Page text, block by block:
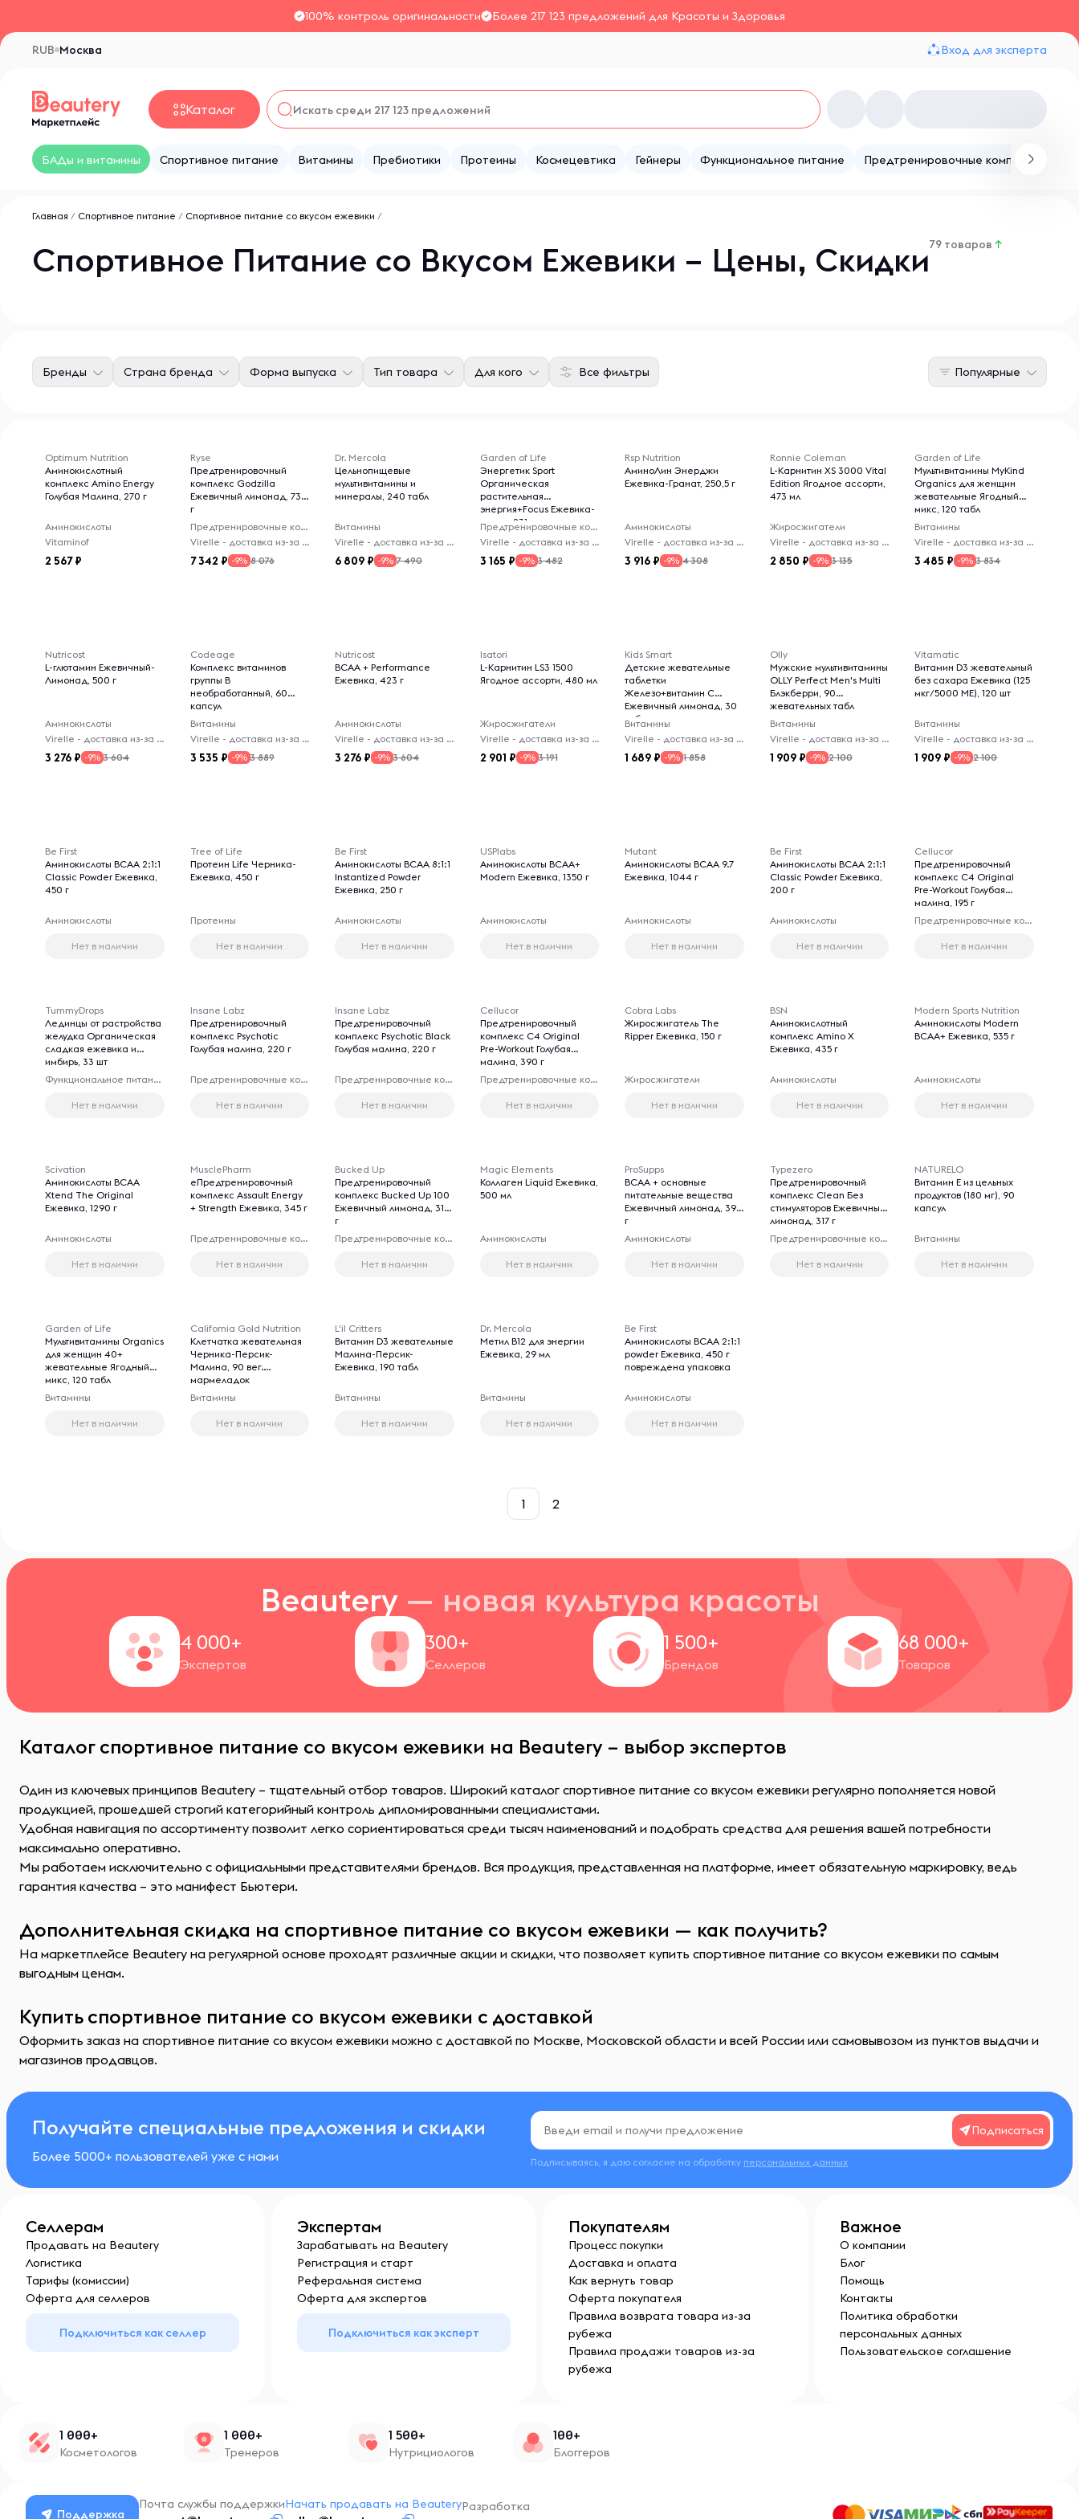
100% контроль оригинальности Более 217 123 предложений для Красоты и Здоровья
Москва
RUB Вход для эксперта
Каталог
БАДы и витамины Спортивное питание Витамины Пребиотики Протеины Космецевтика Гейнеры Функциональное питание Предтренировочные комплексы
Главная / Спортивное питание / Спортивное питание со вкусом ежевики /
Спортивное Питание со Вкусом Ежевики – Цены, Скидки79 товаров ↑
Все фильтры
Бренды Страна бренда Форма выпуска Тип товара Для кого Популярные
Optimum Nutrition
Аминокислотный
комплекс Amino Energy
Голубая Малина, 270 г
Аминокислоты
Vitaminof
2 567
Ryse
Предтренировочный
комплекс Godzilla
Ежевичный лимонад, 732
г
Предтренировочные комплексы
Virelle - доставка из-за рубежа
7 342 -9% 8 076
Dr. Mercola
Цельнопищевые
мультивитамины и
минералы, 240 табл
Витамины
Virelle - доставка из-за рубежа
6 809 -9% 7 490
Garden of Life
Энергетик Sport
Органическая
растительная
энергия+Focus Ежевика-
вишня, 231 г
Предтренировочные комплексы
Virelle - доставка из-за рубежа
3 165 -9% 3 482
Rsp Nutrition
АминоЛин Энерджи
Ежевика-Гранат, 250,5 г
Аминокислоты
Virelle - доставка из-за рубежа
3 916 -9% 4 308
Ronnie Coleman
L-Карнитин XS 3000 Vital
Edition Ягодное ассорти,
473 мл
Жиросжигатели
Virelle - доставка из-за рубежа
2 850 -9% 3 135
Garden of Life
Мультивитамины MyKind
Organics для женщин
жевательные Ягодный
микс, 120 табл
Витамины
Virelle - доставка из-за рубежа
3 485 -9% 3 834
Nutricost
L-глютамин Ежевичный-
Лимонад, 500 г
Аминокислоты
Virelle - доставка из-за рубежа
3 276 -9% 3 604
Codeage
Комплекс витаминов
группы B
необработанный, 60
капсул
Витамины
Virelle - доставка из-за рубежа
3 535 -9% 3 889
Nutricost
BCAA + Performance
Ежевика, 423 г
Аминокислоты
Virelle - доставка из-за рубежа
3 276 -9% 3 604
Isatori
L-Карнитин LS3 1500
Ягодное ассорти, 480 мл
Жиросжигатели
Virelle - доставка из-за рубежа
2 901 -9% 3 191
Kids Smart
Детские жевательные
таблетки
Железо+витамин C
Ежевичный лимонад, 30
табл
Витамины
Virelle - доставка из-за рубежа
1 689 -9% 1 858
Olly
Мужские мультивитамины
OLLY Perfect Men's Multi
Блэкберри, 90
жевательных табл
Витамины
Virelle - доставка из-за рубежа
1 909 -9% 2 100
Vitamatic
Витамин D3 жевательный
без сахара Ежевика (125
мкг/5000 МЕ), 120 шт
Витамины
Virelle - доставка из-за рубежа
1 909 -9% 2 100
Be First
Аминокислоты BCAA 2:1:1
Classic Powder Ежевика,
450 г
Аминокислоты
Нет в наличии
Tree of Life
Протеин Life Черника-
Ежевика, 450 г
Протеины
Нет в наличии
Be First
Аминокислоты BCAA 8:1:1
Instantized Powder
Ежевика, 250 г
Аминокислоты
Нет в наличии
USPlabs
Аминокислоты BCAA+
Modern Ежевика, 1350 г
Аминокислоты
Нет в наличии
Mutant
Аминокислоты BCAA 9.7
Ежевика, 1044 г
Аминокислоты
Нет в наличии
Be First
Аминокислоты BCAA 2:1:1
Classic Powder Ежевика,
200 г
Аминокислоты
Нет в наличии
Cellucor
Предтренировочный
комплекс C4 Original
Pre-Workout Голубая
малина, 195 г
Предтренировочные комплексы
Нет в наличии
TummyDrops
Лединцы от растройства
желудка Органическая
сладкая ежевика и
имбирь, 33 шт
Функциональное питание
Нет в наличии
Insane Labz
Предтренировочный
комплекс Psychotic
Голубая малина, 220 г
Предтренировочные комплексы
Нет в наличии
Insane Labz
Предтренировочный
комплекс Psychotic Black
Голубая малина, 220 г
Предтренировочные комплексы
Нет в наличии
Cellucor
Предтренировочный
комплекс C4 Original
Pre-Workout Голубая
малина, 390 г
Предтренировочные комплексы
Нет в наличии
Cobra Labs
Жиросжигатель The
Ripper Ежевика, 150 г
Жиросжигатели
Нет в наличии
BSN
Аминокислотный
комплекс Amino X
Ежевика, 435 г
Аминокислоты
Нет в наличии
Modern Sports Nutrition
Аминокислоты Modern
BCAA+ Ежевика, 535 г
Аминокислоты
Нет в наличии
Scivation
Аминокислоты BCAA
Xtend The Original
Ежевика, 1290 г
Аминокислоты
Нет в наличии
MusclePharm
еПредтренировочный
комплекс Assault Energy
+ Strength Ежевика, 345 г
Предтренировочные комплексы
Нет в наличии
Bucked Up
Предтренировочный
комплекс Bucked Up 100
Ежевичный лимонад, 318
г
Предтренировочные комплексы
Нет в наличии
Magic Elements
Коллаген Liquid Ежевика,
500 мл
Аминокислоты
Нет в наличии
ProSupps
BCAA + основные
питательные вещества
Ежевичный лимонад, 390
г
Аминокислоты
Нет в наличии
Typezero
Предтренировочный
комплекс Clean Без
стимуляторов Ежевичный
лимонад, 317 г
Предтренировочные комплексы
Нет в наличии
NATURELO
Витамин E из цельных
продуктов (180 мг), 90
капсул
Витамины
Нет в наличии
Garden of Life
Мультивитамины Organics
для женщин 40+
жевательные Ягодный
микс, 120 табл
Витамины
Нет в наличии
California Gold Nutrition
Клетчатка жевательная
Черника-Персик-
Малина, 90 вег.
мармеладок
Витамины
Нет в наличии
L'il Critters
Витамин D3 жевательные
Малина-Персик-
Ежевика, 190 табл
Витамины
Нет в наличии
Dr. Mercola
Метил B12 для энергии
Ежевика, 29 мл
Витамины
Нет в наличии
Be First
Аминокислоты BCAA 2:1:1
powder Ежевика, 450 г
повреждена упаковка
Аминокислоты
Нет в наличии
1 2
Beautery — новая культура красоты
4 000+
Экспертов
300+
Селлеров
1 500+
Брендов
68 000+
Товаров
Каталог спортивное питание со вкусом ежевики на Beautery – выбор экспертов
Один из ключевых принципов Beautery – тщательный отбор товаров. Широкий каталог спортивное питание со вкусом ежевики регулярно пополняется новой
продукцией, прошедшей строгий категорийный контроль дипломированными специалистами.
Удобная навигация по ассортименту позволит легко сориентироваться среди тысяч наименований и подобрать средства для решения вашей потребности
максимально оперативно.
Мы работаем исключительно с официальными представителями брендов. Вся продукция, представленная на платформе, имеет обязательную маркировку, ведь
гарантия качества – это манифест Бьютери.
Дополнительная скидка на спортивное питание со вкусом ежевики — как получить?
На маркетплейсе Beautery на регулярной основе проходят различные акции и скидки, что позволяет купить спортивное питание со вкусом ежевики по самым
выгодным ценам.
Купить спортивное питание со вкусом ежевики с доставкой
Оформить заказ на спортивное питание со вкусом ежевики можно с доставкой по Москве, Московской области и всей России или самовывозом из пунктов выдачи и
магазинов продавцов.
Получайте специальные предложения и скидки
Более 5000+ пользователей уже с нами
Подписаться
Подписываясь, я даю согласие на обработку персональных данных
Селлерам
Продавать на Beautery
Логистика
Тарифы (комиссии)
Оферта для селлеров
Подключиться как селлер
Экспертам
Зарабатывать на Beautery
Регистрация и старт
Реферальная система
Оферта для экспертов
Подключиться как эксперт
Покупателям
Процесс покупки
Доставка и оплата
Как вернуть товар
Оферта покупателя
Правила возврата товара из-за
рубежа
Правила продажи товаров из-за
рубежа
Важное
О компании
Блог
Помощь
Контакты
Политика обработки
персональных данных
Пользовательское соглашение
1 000+
Косметологов
1 000+
Тренеров
1 500+
Нутрициологов
100+
Блоггеров
Поддержка
Почта службы поддержкиНачать продавать на BeauteryРазработка